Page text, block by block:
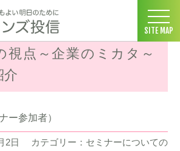
SITE MAP
>お客様の声 > >コモ
視点～企業のミカタ～
介
ー参加者）
2日
カテゴリー：セミナーについての